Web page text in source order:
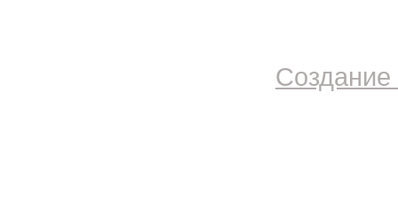
Создание